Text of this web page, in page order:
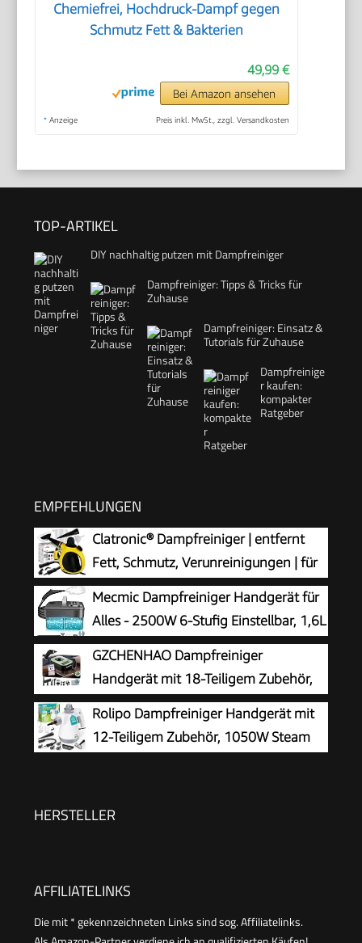
Chemiefrei, Hochdruck-Dampf gegen
Schmutz Fett & Bakterien
49,99 €
Bei Amazon ansehen
* Anzeige Preis inkl. MwSt., zzgl. Versandkosten
TOP-ARTIKEL
DIY nachhaltig putzen mit Dampfreiniger
Dampfreiniger: Tipps & Tricks für
Zuhause
Dampfreiniger: Einsatz &
Tutorials für Zuhause
Dampfreinige
r kaufen:
kompakter
Ratgeber
EMPFEHLUNGEN
Clatronic® Dampfreiniger | entfernt
Fett, Schmutz, Verunreinigungen | für
Auto, Küche, Bad, Polster | chemiefrei |
Steam Cleaner | 360° Dampfdüse | Handgerät
mit 5 m Kabel & Zubehör | DR 3653
Mecmic Dampfreiniger Handgerät für
Alles - 2500W 6-Stufig Einstellbar, 1,6L
Wassertank, 120 °C Dampf, 15s
Aufheizzeit, Tragbar mit 10 Zubehörteilen,
Dampfreinigung für Boden,
Polstermöbel,Fenster,Auto
GZCHENHAO Dampfreiniger
Handgerät mit 18-Teiligem Zubehör,
2500W & 9s Turbo-Dampf mit 5 BAR
Druck – 99,99% Reinigung & 100%
Natürlich,Steam Cleaner für Boden, Küche, Bad,
Rolipo Dampfreiniger Handgerät mit
12-Teiligem Zubehör, 1050W Steam
Hochdruck-Dampf gegen Schmutz Fett &
HERSTELLER
AFFILIATELINKS
Die mit * gekennzeichneten Links sind sog. Affiliatelinks.